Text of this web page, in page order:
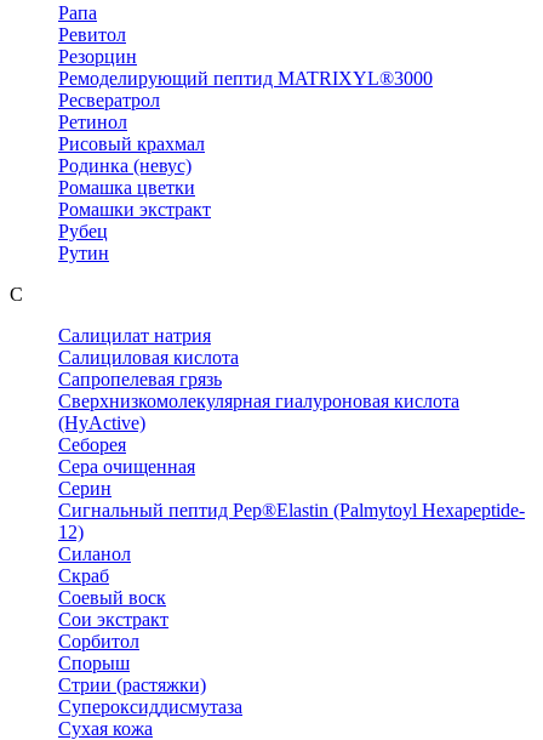
Рапа
Ревитол
Резорцин
Ремоделирующий пептид MATRIXYL®3000
Ресвератрол
Ретинол
Рисовый крахмал
Родинка (невус)
Ромашка цветки
Ромашки экстракт
Рубец
Рутин
С
Салицилат натрия
Салициловая кислота
Сапропелевая грязь
Сверхнизкомолекулярная гиалуроновая кислота
(HyActive)
Себорея
Сера очищенная
Серин
Сигнальный пептид Pep®Elastin (Palmytoyl Hexapeptide-
12)
Силанол
Скраб
Соевый воск
Сои экстракт
Сорбитол
Спорыш
Стрии (растяжки)
Супероксиддисмутаза
Сухая кожа